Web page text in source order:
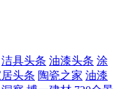
洁具头条 油漆头条 涂
头条 陶瓷之家 油漆